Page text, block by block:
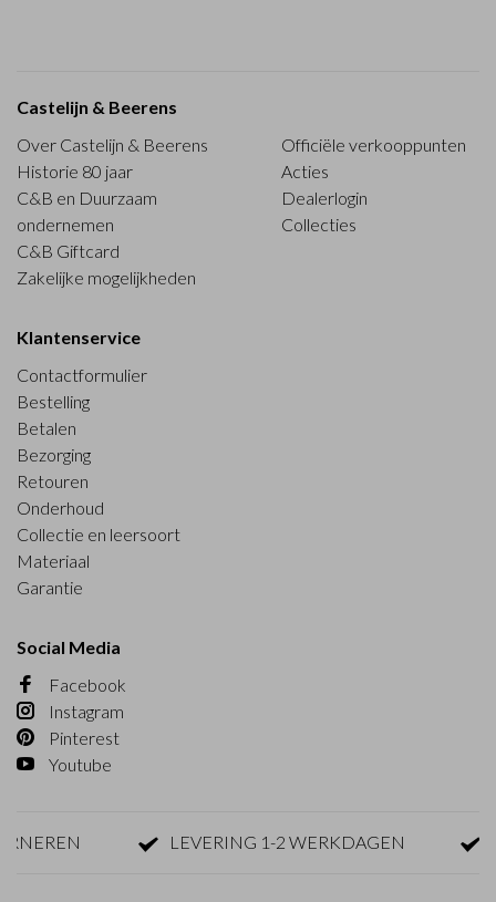
Castelijn & Beerens
Over Castelijn & Beerens
Historie 80 jaar
C&B en Duurzaam
ondernemen
C&B Giftcard
Zakelijke mogelijkheden
Officiële verkooppunten
Acties
Dealerlogin
Collecties
Klantenservice
Contactformulier
Bestelling
Betalen
Bezorging
Retouren
Onderhoud
Collectie en leersoort
Materiaal
Garantie
Social Media
Facebook
Instagram
Pinterest
Youtube
LEVERING 1-2 WERKDAGEN